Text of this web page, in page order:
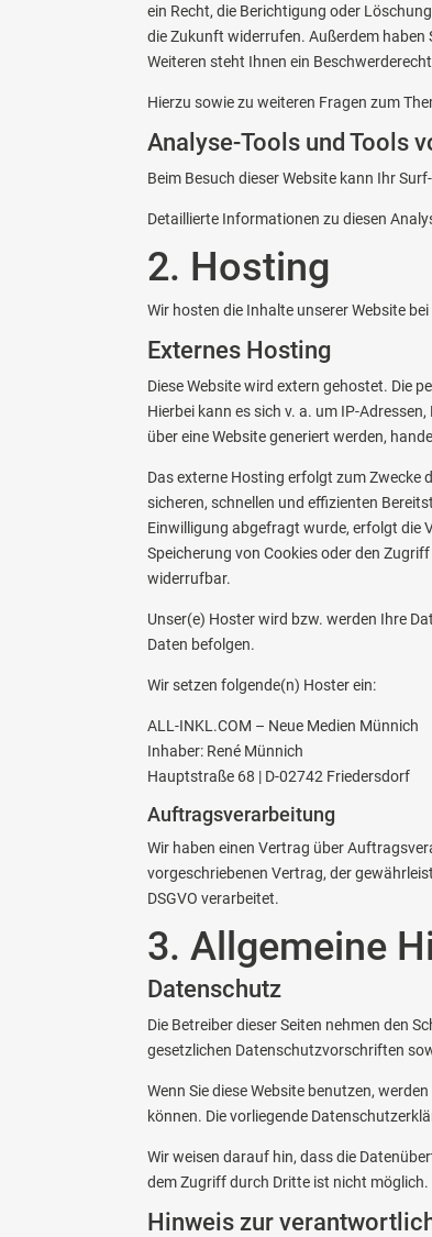
ein Recht, die Berichtigung oder
die Zukunft widerrufen. Außerdem haben
Weiteren steht Ihnen ein
Hierzu sowie zu weiteren Fragen zum
Analyse-Tools und Tools
Beim Besuch dieser Website kann Ihr
Detaillierte Informationen zu diesen
2. Hosting
Wir hosten die Inhalte unserer Website
Externes Hosting
Diese Website wird extern gehostet. Die
Hierbei kann es sich v. a. um IP-
über eine Website generiert werden,
Das externe Hosting erfolgt zum Zwecke
sicheren, schnellen und effizienten
Einwilligung abgefragt wurde, erfolgt die
Speicherung von Cookies oder den
widerrufbar.
Unser(e) Hoster wird bzw. werden Ihre
Daten befolgen.
Wir setzen folgende(n) Hoster ein:
ALL-INKL.COM – Neue Medien Münnich
Inhaber: René Münnich
Hauptstraße 68 | D-02742 Friedersdorf
Auftragsverarbeitung
Wir haben einen Vertrag über
vorgeschriebenen Vertrag, der
DSGVO verarbeitet.
3. Allgemeine
Datenschutz
Die Betreiber dieser Seiten nehmen den
gesetzlichen Datenschutzvorschriften
Wenn Sie diese Website benutzen,
können. Die vorliegende
Wir weisen darauf hin, dass die
dem Zugriff durch Dritte ist nicht möglich.
Hinweis zur